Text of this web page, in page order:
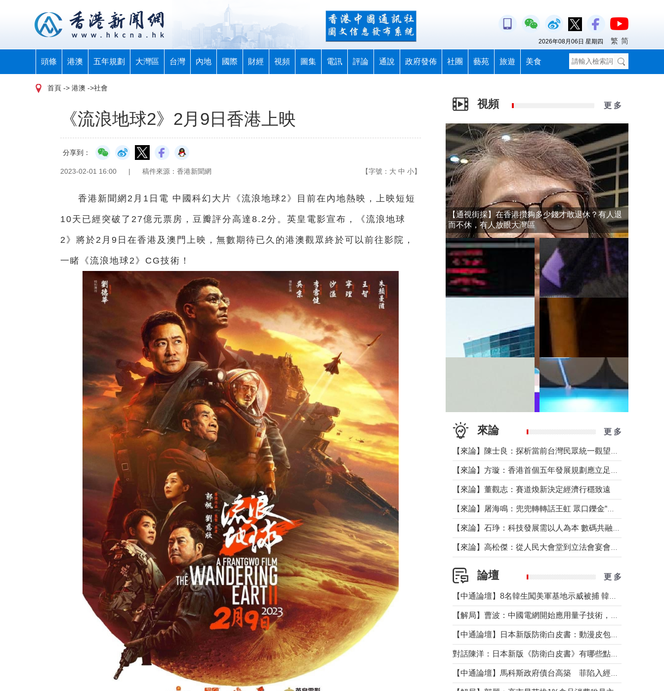
頭條 港澳 五年規劃 大灣區 台灣 內地 國際 財經 視頻 圖集 電訊 評論 通說 政府發佈 社團 藝苑 旅遊 美食
2026年08月06日 星期四 繁 简
首頁 -> 港澳 ->社會
《流浪地球2》2月9日香港上映
分享到：
2023-02-01 16:00 | 稿件來源：香港新聞網 【字號： 大 中 小】
香港新聞網2月1日電 中國科幻大片《流浪地球2》目前在內地熱映，上映短短
10天已經突破了27億元票房，豆瓣評分高達8.2分。英皇電影宣布，《流浪地球
2》將於2月9日在香港及澳門上映，無數期待已久的港澳觀眾終於可以前往影院，
一睹《流浪地球2》CG技術！
視頻 更 多
【通視街採】在香港攢夠多少錢才敢退休？有人退
而不休，有人放眼大灣區
來論 更 多
【來論】董觀志：賽道煥新決定經濟行穩致遠
論壇 更 多